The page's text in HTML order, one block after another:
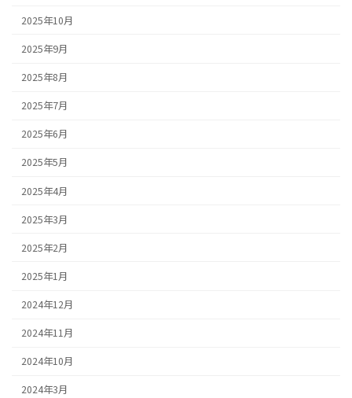
2025年10月
2025年9月
2025年8月
2025年7月
2025年6月
2025年5月
2025年4月
2025年3月
2025年2月
2025年1月
2024年12月
2024年11月
2024年10月
2024年3月